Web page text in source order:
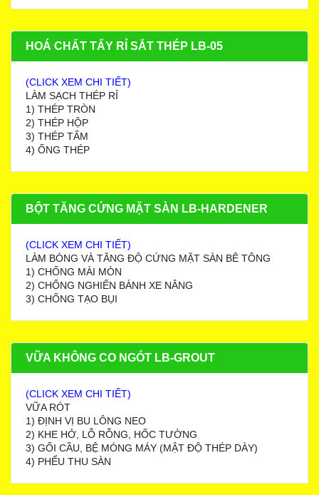
HOÁ CHẤT TẨY RỈ SẮT THÉP LB-05
(CLICK XEM CHI TIẾT)
LÀM SẠCH THÉP RỈ
1) THÉP TRÒN
2) THÉP HỘP
3) THÉP TẤM
4) ỐNG THÉP
BỘT TĂNG CỨNG MẶT SÀN LB-HARDENER
(CLICK XEM CHI TIẾT)
LÀM BÓNG VÀ TĂNG ĐỘ CỨNG MẶT SÀN BÊ TÔNG
1) CHỐNG MÀI MÒN
2) CHỐNG NGHIẾN BÁNH XE NÂNG
3) CHỐNG TẠO BỤI
VỮA KHÔNG CO NGÓT LB-GROUT
(CLICK XEM CHI TIẾT)
VỮA RÓT
1) ĐỊNH VỊ BU LÔNG NEO
2) KHE HỞ, LỖ RỖNG, HỐC TƯỜNG
3) GỐI CẦU, BỆ MÓNG MÁY (MẬT ĐỘ THÉP DÀY)
4) PHỂU THU SÀN